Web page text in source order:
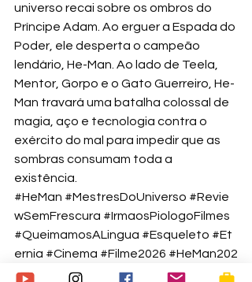
universo recai sobre os ombros do
Príncipe Adam. Ao erguer a Espada do
Poder, ele desperta o campeão
lendário, He-Man. Ao lado de Teela,
Mentor, Gorpo e o Gato Guerreiro, He-
Man travará uma batalha colossal de
magia, aço e tecnologia contra o
exército do mal para impedir que as
sombras consumam toda a
existência.
#HeMan #MestresDoUniverso #Revie
wSemFrescura #IrmaosPiologoFilmes
#QueimamosALingua #Esqueleto #Et
ernia #Cinema #Filme2026 #HeMan202
6 🗡️💀🏰🎬🍿🤡🔥